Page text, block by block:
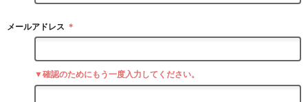
メールアドレス ＊
▼確認のためにもう一度入力してください。